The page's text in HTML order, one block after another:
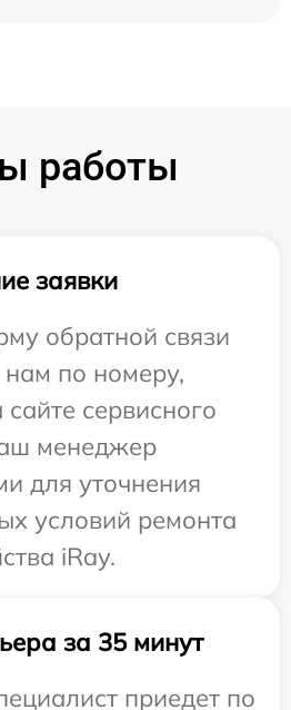
работы
заявки
обратной связи
по номеру,
сервисного
менеджер
для уточнения
условий ремонта
iRay.
за 35 минут
приедет по